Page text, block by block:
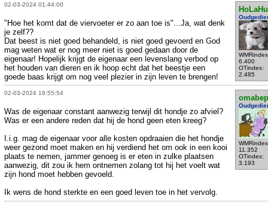
02-03-2024 01:44:00
HoLaHu
6.400
OTindex:
2.485
"Hoe het komt dat de viervoeter er zo aan toe is"...Ja, wat denk
je zelf??
Dat beest is niet goed behandeld, is niet goed gevoerd en God
mag weten wat er nog meer niet is goed gedaan door de
eigenaar! Hopelijk krijgt de eigenaar een levenslang verbod op
het houden van dieren en ik hoop echt dat het beestje een
goede baas krijgt om nog veel plezier in zijn leven te brengen!
02-03-2024 19:55:54
omabep
11.352
OTindex:
3.193
Was de eigenaar constant aanwezig terwijl dit hondje zo afviel?
Was er een andere reden dat hij de hond geen eten kreeg?
I.i.g. mag de eigenaar voor alle kosten opdraaien die het hondje
weer gezond moet maken en hij verdiend het om ook in een kooi
plaats te nemen, jammer genoeg is er eten in zulke plaatsen
aanwezig, dit zou ik hem ontnemen zolang tot hij het voelt wat
zijn hond moet hebben gevoeld.
Ik wens de hond sterkte en een goed leven toe in het vervolg.